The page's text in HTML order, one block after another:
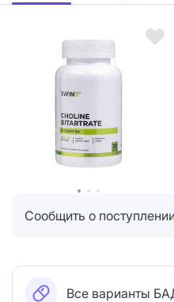
Сообщить о
Все варианты